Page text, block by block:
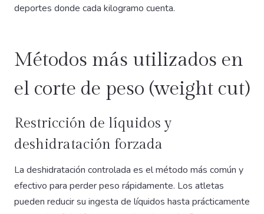
deportes donde cada kilogramo cuenta.
Métodos más utilizados en
el corte de peso (weight cut)
Restricción de líquidos y
deshidratación forzada
La deshidratación controlada es el método más común y
efectivo para perder peso rápidamente. Los atletas
pueden reducir su ingesta de líquidos hasta prácticamente